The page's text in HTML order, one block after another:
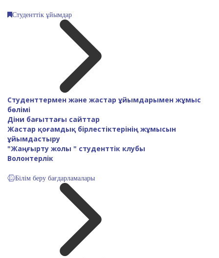
Студенттік ұйымдар
Студенттермен және жастар ұйымдарымен жұмыс
бөлімі
Діни бағыттағы сайттар
Жастар қоғамдық бірлестіктерінің жұмысын
ұйымдастыру
"Жаңғырту жолы " студенттік клубы
Волонтерлік
Білім беру бағдарламалары